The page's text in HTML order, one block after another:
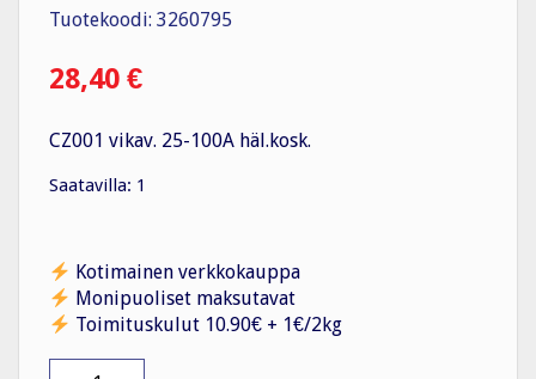
Tuotekoodi: 3260795
28,40 €
CZ001 vikav. 25-100A häl.kosk.
Saatavilla: 1
Kotimainen verkkokauppa
Monipuoliset maksutavat
Toimituskulut 10.90€ + 1€/2kg